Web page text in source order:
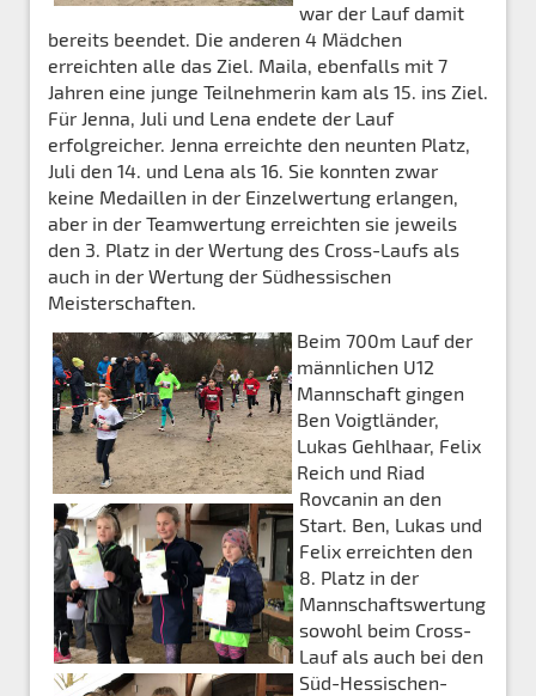
war der Lauf damit
bereits beendet. Die anderen 4 Mädchen
erreichten alle das Ziel. Maila, ebenfalls mit 7
Jahren eine junge Teilnehmerin kam als 15. ins Ziel.
Für Jenna, Juli und Lena endete der Lauf
erfolgreicher. Jenna erreichte den neunten Platz,
Juli den 14. und Lena als 16. Sie konnten zwar
keine Medaillen in der Einzelwertung erlangen,
aber in der Teamwertung erreichten sie jeweils
den 3. Platz in der Wertung des Cross-Laufs als
auch in der Wertung der Südhessischen
Meisterschaften.
Beim 700m Lauf der
männlichen U12
Mannschaft gingen
Ben Voigtländer,
Lukas Gehlhaar, Felix
Reich und Riad
Rovcanin an den
Start. Ben, Lukas und
Felix erreichten den
8. Platz in der
Mannschaftswertung
sowohl beim Cross-
Lauf als auch bei den
Süd-Hessischen-